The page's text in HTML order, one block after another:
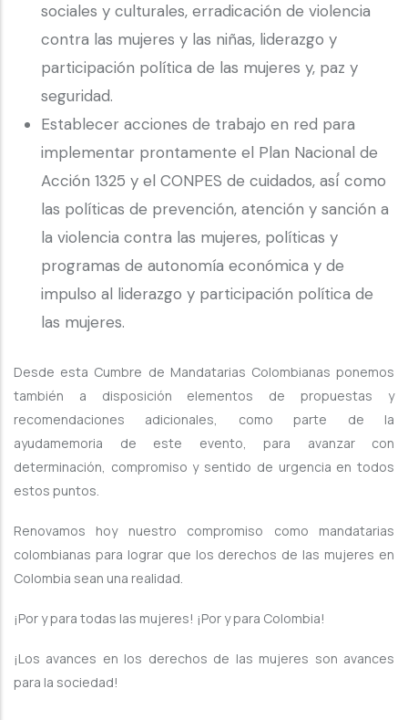
sociales y culturales, erradicación de violencia
contra las mujeres y las niñas, liderazgo y
participación política de las mujeres y, paz y
seguridad.
Establecer acciones de trabajo en red para
implementar prontamente el Plan Nacional de
Acción 1325 y el CONPES de cuidados, así́ como
las políticas de prevención, atención y sanción a
la violencia contra las mujeres, políticas y
programas de autonomía económica y de
impulso al liderazgo y participación política de
las mujeres.
Desde esta Cumbre de Mandatarias Colombianas ponemos
también a disposición elementos de propuestas y
recomendaciones adicionales, como parte de la
ayudamemoria de este evento, para avanzar con
determinación, compromiso y sentido de urgencia en todos
estos puntos.
Renovamos hoy nuestro compromiso como mandatarias
colombianas para lograr que los derechos de las mujeres en
Colombia sean una realidad.
¡Por y para todas las mujeres! ¡Por y para Colombia!
¡Los avances en los derechos de las mujeres son avances
para la sociedad!